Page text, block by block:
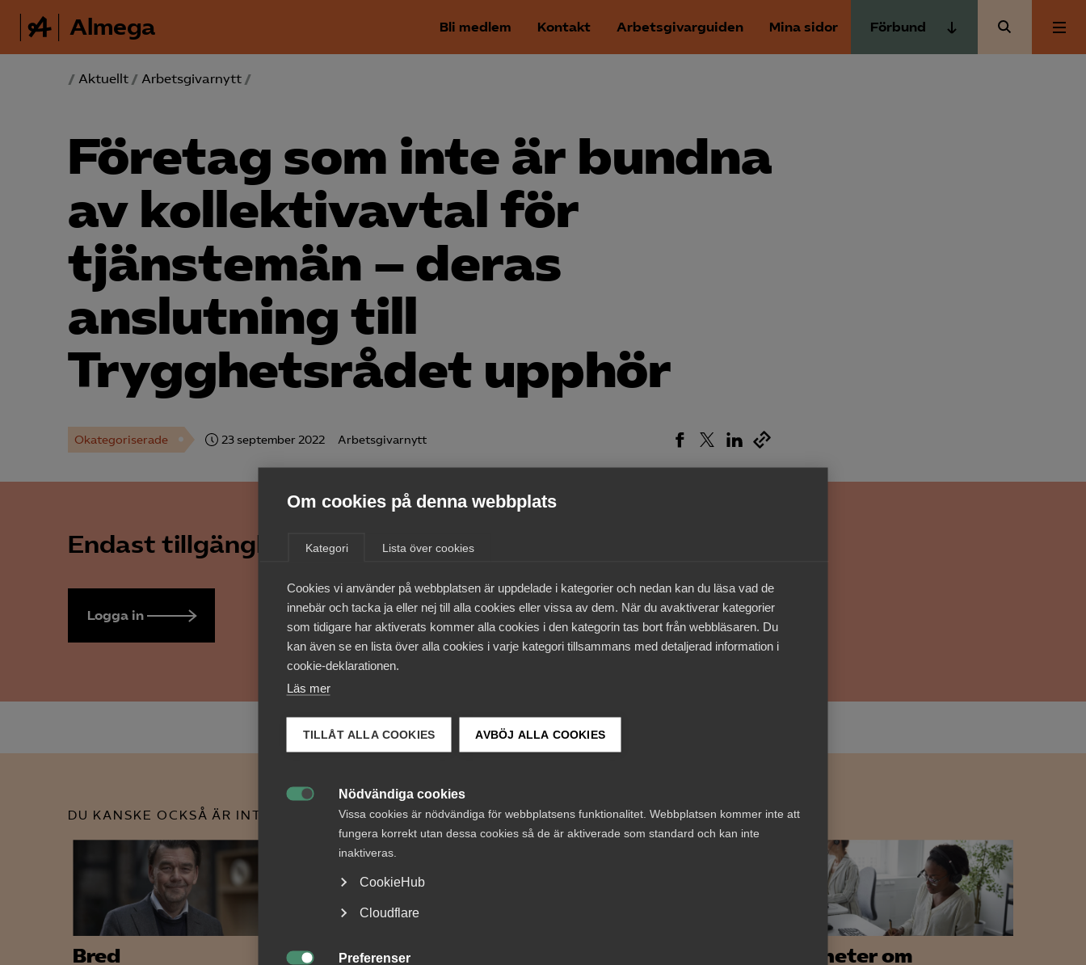
Om cookies på denna webbplats
Kategori Lista över cookies
Cookies vi använder på webbplatsen är uppdelade i kategorier och nedan kan du läsa vad de
innebär och tacka ja eller nej till alla cookies eller vissa av dem. När du avaktiverar kategorier
som tidigare har aktiverats kommer alla cookies i den kategorin tas bort från webbläsaren. Du
kan även se en lista över alla cookies i varje kategori tillsammans med detaljerad information i
cookie-deklarationen.
Läs mer
TILLÅT ALLA COOKIES AVBÖJ ALLA COOKIES
Nödvändiga cookies
Vissa cookies är nödvändiga för webbplatsens funktionalitet. Webbplatsen kommer inte att
fungera korrekt utan dessa cookies så de är aktiverade som standard och kan inte
inaktiveras.
CookieHub
Cloudflare
Preferenser
Almega Bli medlem Kontakt Arbetsgivarguiden Mina sidor Förbund
/ Aktuellt / Arbetsgivarnytt /
Företag som inte är bundna
av kollektivavtal för
tjänstemän – deras
anslutning till
Trygghetsrådet upphör
Okategoriserade 23 september 2022 Arbetsgivarnytt
Endast tillgänglig för medlemmar
Logga in Bli medlem
DU KANSKE OCKSÅ ÄR INTRESSERAD AV DETTA?
Bred
Personliga skäl vid
Nyheter om